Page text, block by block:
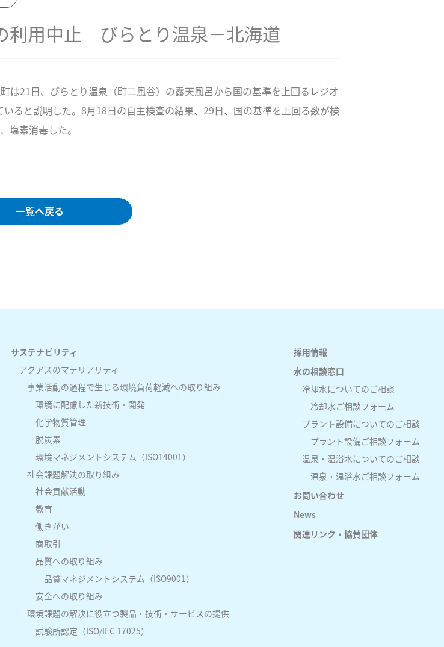
用中止 びらとり温泉－北海道
は21日、びらとり温泉（町二風谷）の露天風呂から国の基準を上回るレジオ
ると説明した。8月18日の自主検査の結果、29日、国の基準を上回る数が検
塩素消毒した。
一覧へ戻る
サステナビリティ
アクアスのマテリアリティ
事業活動の過程で生じる環境負荷軽減への取り組み
環境に配慮した新技術・開発
化学物質管理
脱炭素
環境マネジメントシステム（ISO14001）
社会課題解決の取り組み
社会貢献活動
教育
働きがい
商取引
品質への取り組み
品質マネジメントシステム（ISO9001）
安全への取り組み
環境課題の解決に役立つ製品・技術・サービスの提供
試験所認定（ISO/IEC 17025）
採用情報
水の相談窓口
冷却水についてのご相談
冷却水ご相談フォーム
プラント設備についてのご相談
プラント設備ご相談フォーム
温泉・温浴水についてのご相談
温泉・温浴水ご相談フォーム
お問い合わせ
News
関連リンク・協賛団体